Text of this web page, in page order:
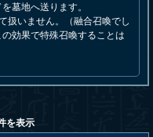
墓地へ送ります。
扱いません。（融合召喚でし
効果で特殊召喚することは
を表示